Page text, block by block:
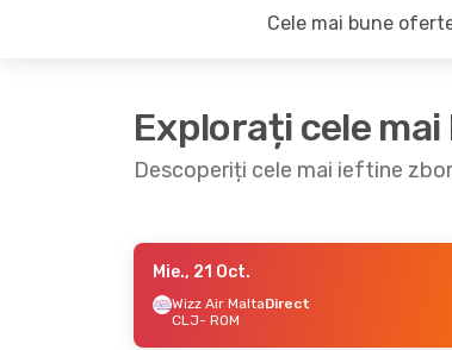
Cele mai bune
Explorați cele
Descoperiți cele mai ieftine
- Vin., 23 Oct.
Direct
Mie., 21 Oct.
Wizz Air MaltaDirect
CLJ- ROM